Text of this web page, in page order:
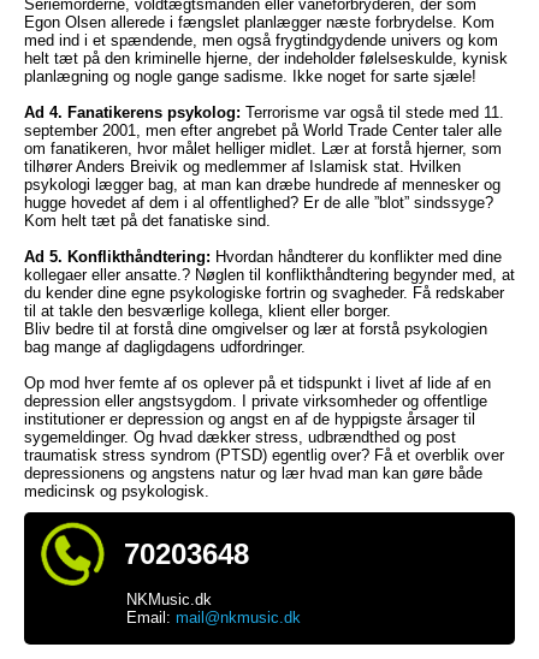
Seriemorderne, voldtægtsmanden eller vaneforbryderen, der som
Egon Olsen allerede i fængslet planlægger næste forbrydelse. Kom
med ind i et spændende, men også frygtindgydende univers og kom
helt tæt på den kriminelle hjerne, der indeholder følelseskulde, kynisk
planlægning og nogle gange sadisme. Ikke noget for sarte sjæle!
Ad 4. Fanatikerens psykolog: Terrorisme var også til stede med 11.
september 2001, men efter angrebet på World Trade Center taler alle
om fanatikeren, hvor målet helliger midlet. Lær at forstå hjerner, som
tilhører Anders Breivik og medlemmer af Islamisk stat. Hvilken
psykologi lægger bag, at man kan dræbe hundrede af mennesker og
hugge hovedet af dem i al offentlighed? Er de alle ”blot” sindssyge?
Kom helt tæt på det fanatiske sind.
Ad 5. Konflikthåndtering: Hvordan håndterer du konflikter med dine
kollegaer eller ansatte.? Nøglen til konflikthåndtering begynder med, at
du kender dine egne psykologiske fortrin og svagheder. Få redskaber
til at takle den besværlige kollega, klient eller borger.
Bliv bedre til at forstå dine omgivelser og lær at forstå psykologien
bag mange af dagligdagens udfordringer.
Op mod hver femte af os oplever på et tidspunkt i livet af lide af en
depression eller angstsygdom. I private virksomheder og offentlige
institutioner er depression og angst en af de hyppigste årsager til
sygemeldinger. Og hvad dækker stress, udbrændthed og post
traumatisk stress syndrom (PTSD) egentlig over? Få et overblik over
depressionens og angstens natur og lær hvad man kan gøre både
medicinsk og psykologisk.
70203648
NKMusic.dk
Email: mail@nkmusic.dk